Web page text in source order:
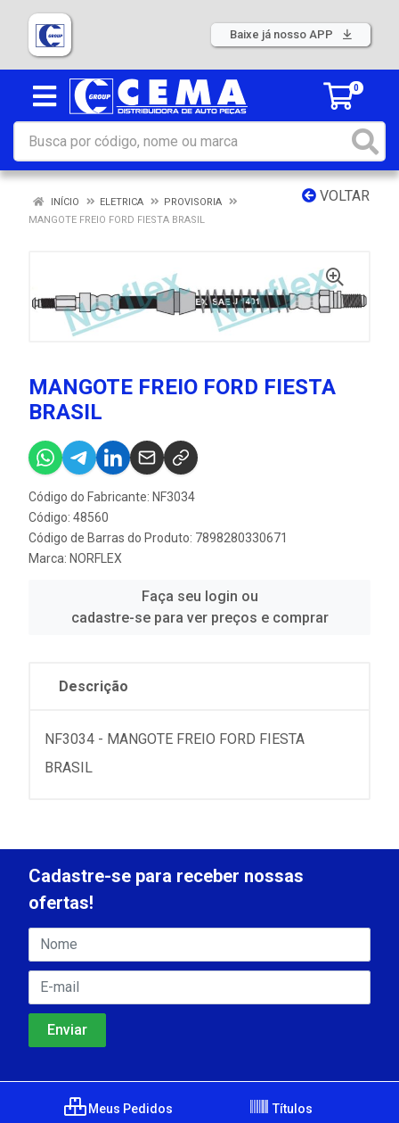
Baixe já nosso APP
0
VOLTAR
INÍCIO ELETRICA
PROVISORIA
MANGOTE FREIO FORD FIESTA BRASIL
MANGOTE FREIO FORD FIESTA
BRASIL
Código do Fabricante: NF3034
Código: 48560
Código de Barras do Produto: 7898280330671
Marca: NORFLEX
Faça seu login ou
cadastre-se para ver preços e comprar
Descrição
NF3034 - MANGOTE FREIO FORD FIESTA
BRASIL
Cadastre-se para receber nossas
ofertas!
Meus Pedidos Títulos